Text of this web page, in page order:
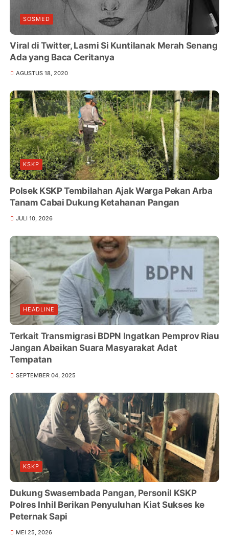
SOSMED
Viral di Twitter, Lasmi Si Kuntilanak Merah Senang
Ada yang Baca Ceritanya
AGUSTUS 18, 2020
KSKP
Polsek KSKP Tembilahan Ajak Warga Pekan Arba
Tanam Cabai Dukung Ketahanan Pangan
JULI 10, 2026
HEADLINE
Terkait Transmigrasi BDPN Ingatkan Pemprov Riau
Jangan Abaikan Suara Masyarakat Adat
Tempatan
SEPTEMBER 04, 2025
KSKP
Dukung Swasembada Pangan, Personil KSKP
Polres Inhil Berikan Penyuluhan Kiat Sukses ke
Peternak Sapi
MEI 25, 2026